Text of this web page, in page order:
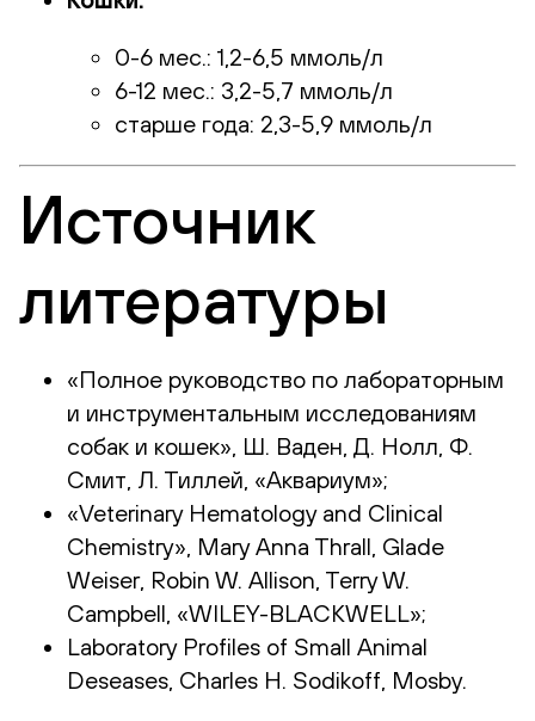
0-6 мес.: 1,2-6,5 ммоль/л
6-12 мес.: 3,2-5,7 ммоль/л
старше года: 2,3-5,9 ммоль/л
Источник
литературы
«Полное руководство по лабораторным
и инструментальным исследованиям
собак и кошек», Ш. Ваден, Д. Нолл, Ф.
Смит, Л. Тиллей, «Аквариум»;
«Veterinary Hematology and Clinical
Chemistry», Mary Anna Thrall, Glade
Weiser, Robin W. Allison, Terry W.
Campbell, «WILEY-BLACKWELL»;
Laboratory Profiles of Small Animal
Deseases, Charles H. Sodikoff, Mosby.